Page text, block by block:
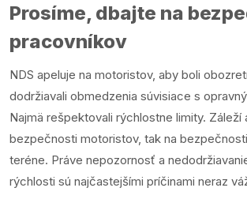
Prosíme, dbajte na
pracovníkov
NDS apeluje na motoristov, aby boli
dodržiavali obmedzenia súvisiace s
Najmä rešpektovali rýchlostne limity. Záleží
bezpečnosti motoristov, tak na
teréne. Práve nepozornosť a
rýchlosti sú najčastejšími príčinami neraz